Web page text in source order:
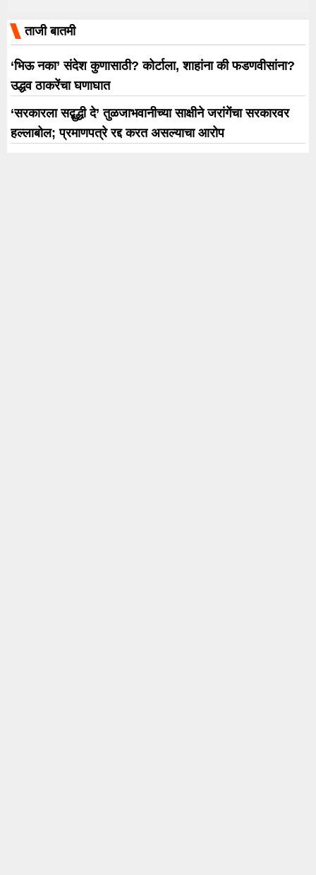
ताजी बातमी
‘भिऊ नका’ संदेश कुणासाठी? कोर्टाला, शाहांना की फडणवीसांना?
उद्धव ठाकरेंचा घणाघात
‘सरकारला सद्बुद्धी दे’ तुळजाभवानीच्या साक्षीने जरांगेंचा सरकारवर
हल्लाबोल; प्रमाणपत्रे रद्द करत असल्याचा आरोप